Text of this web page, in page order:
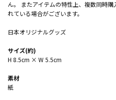
ん。 またアイテムの特性上、複数同時
れている場合がございます。
日本オリジナルグッズ
サイズ(約)
H 8.5cm × W 5.5cm
素材
紙